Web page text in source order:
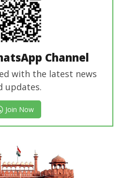
Channel
with the latest news
updates.
Join Now